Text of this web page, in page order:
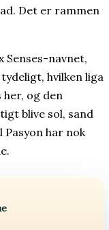
Det er rammen
Senses-navnet,
hvilken liga
og den
blive sol, sand
Pasyon har nok